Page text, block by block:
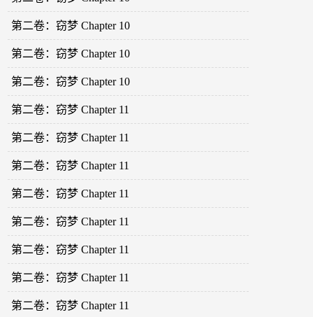
第二卷：窃梦 Chapter 10
第二卷：窃梦 Chapter 10
第二卷：窃梦 Chapter 10
第二卷：窃梦 Chapter 11
第二卷：窃梦 Chapter 11
第二卷：窃梦 Chapter 11
第二卷：窃梦 Chapter 11
第二卷：窃梦 Chapter 11
第二卷：窃梦 Chapter 11
第二卷：窃梦 Chapter 11
第二卷：窃梦 Chapter 11